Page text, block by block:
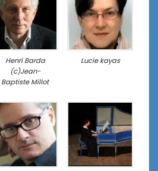
Henri Barda
(c)Jean-
Baptiste Millot
Lucie kayas